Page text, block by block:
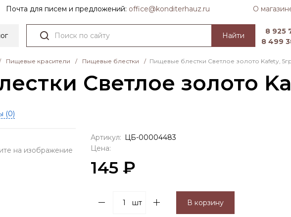
Почта для писем и предложений: officе@konditerhauz.ru О
Найти
8 925
8 499
Пищевые красители / Пищевые блестки / Пищевые блестки Светлое золото Kafety,
Светлое золото
(0)
на изображение
Артикул: ЦБ-00004483
Цена:
145 ₽
шт В корзину